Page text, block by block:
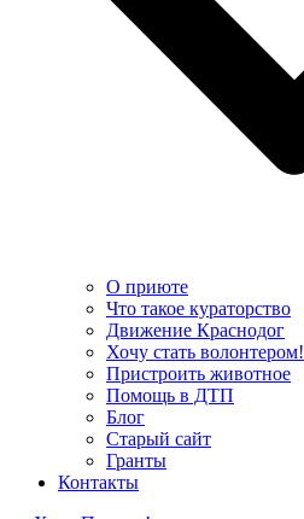
О приюте
Что такое кураторство
Движение Краснодог
Хочу стать волонтером!
Пристроить животное
Помощь в ДТП
Блог
Старый сайт
Гранты
Контакты